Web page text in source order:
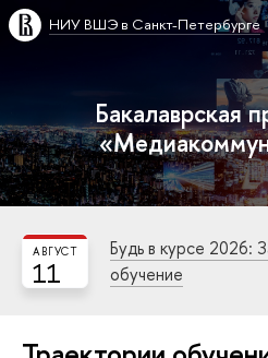
НИУ ВШЭ в Санкт-Петербурге
Бакалаврская
11
АВГУСТ
Будь в курсе 2026:
обучение